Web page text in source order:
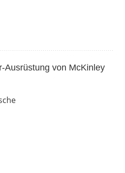
Ausrüstung von McKinley